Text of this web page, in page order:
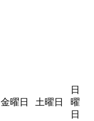
金曜日 土曜日
日
曜
日